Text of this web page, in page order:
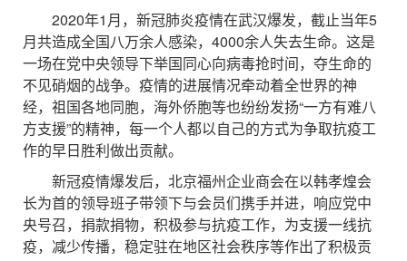
2020年1月，新冠肺炎疫情在武汉爆发，截止当年5
月共造成全国八万余人感染，4000余人失去生命。这是
一场在党中央领导下举国同心向病毒抢时间，夺生命的
不见硝烟的战争。疫情的进展情况牵动着全世界的神
经，祖国各地同胞，海外侨胞等也纷纷发扬“一方有难八
方支援”的精神，每一个人都以自己的方式为争取抗疫工
作的早日胜利做出贡献。
新冠疫情爆发后，北京福州企业商会在以韩孝煌会
长为首的领导班子带领下与会员们携手并进，响应党中
央号召，捐款捐物，积极参与抗疫工作，为支援一线抗
疫，减少传播，稳定驻在地区社会秩序等作出了积极贡